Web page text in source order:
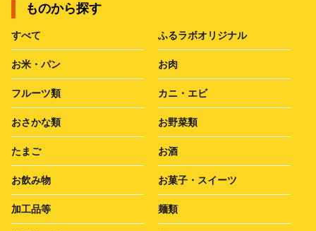
ものから探す
すべて ふるラボオリジナル
お米・パン お肉
フルーツ類 カニ・エビ
おさかな類 お野菜類
たまご お酒
お飲み物 お菓子・スイーツ
加工品等 麺類